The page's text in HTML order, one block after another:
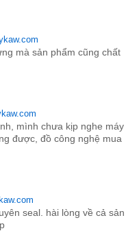
mà sản phẩm cũng chất
mình chưa kịp nghe máy
được, đồ công nghệ mua
seal. hài lòng về cả sản